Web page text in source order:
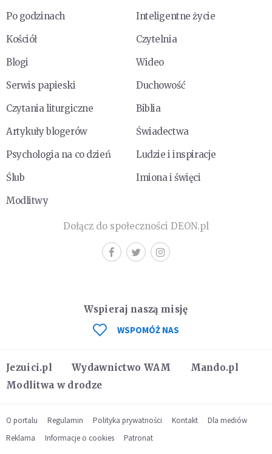
Po godzinach
Inteligentne życie
Kościół
Czytelnia
Blogi
Wideo
Serwis papieski
Duchowość
Czytania liturgiczne
Biblia
Artykuły blogerów
Świadectwa
Psychologia na co dzień
Ludzie i inspiracje
Ślub
Imiona i święci
Modlitwy
Dołącz do społeczności DEON.pl
Jezuici.pl Wydawnictwo WAM
Mando.pl
Modlitwa w drodze
Wspieraj naszą misję
WSPOMÓŻ NAS
O portalu Regulamin Polityka prywatności Kontakt
Dla mediów
Reklama
Informacje o cookies Patronat